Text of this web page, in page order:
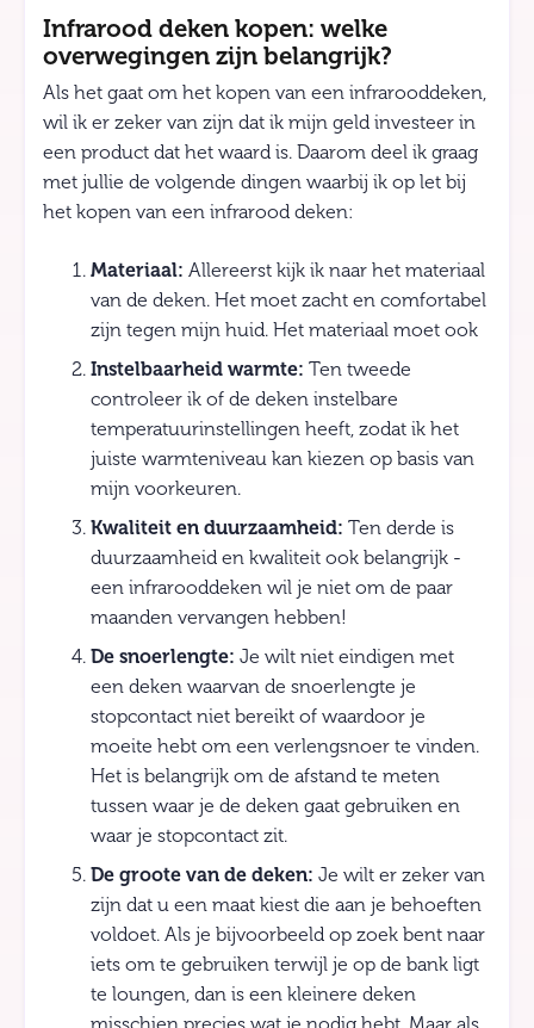
Infrarood deken kopen: welke
overwegingen zijn belangrijk?
Als het gaat om het kopen van een infrarooddeken,
wil ik er zeker van zijn dat ik mijn geld investeer in
een product dat het waard is. Daarom deel ik graag
met jullie de volgende dingen waarbij ik op let bij
het kopen van een infrarood deken:
Materiaal: Allereerst kijk ik naar het materiaal
van de deken. Het moet zacht en comfortabel
zijn tegen mijn huid. Het materiaal moet ook
Instelbaarheid warmte: Ten tweede
controleer ik of de deken instelbare
temperatuurinstellingen heeft, zodat ik het
juiste warmteniveau kan kiezen op basis van
mijn voorkeuren.
Kwaliteit en duurzaamheid: Ten derde is
duurzaamheid en kwaliteit ook belangrijk -
een infrarooddeken wil je niet om de paar
maanden vervangen hebben!
De snoerlengte: Je wilt niet eindigen met
een deken waarvan de snoerlengte je
stopcontact niet bereikt of waardoor je
moeite hebt om een verlengsnoer te vinden.
Het is belangrijk om de afstand te meten
tussen waar je de deken gaat gebruiken en
waar je stopcontact zit.
De groote van de deken: Je wilt er zeker van
zijn dat u een maat kiest die aan je behoeften
voldoet. Als je bijvoorbeeld op zoek bent naar
iets om te gebruiken terwijl je op de bank ligt
te loungen, dan is een kleinere deken